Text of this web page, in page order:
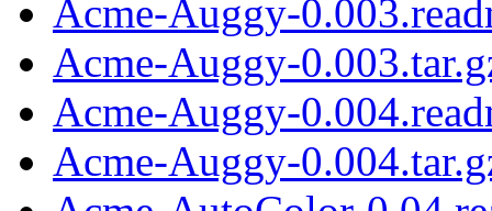
Acme-Auggy-
Acme-Auggy-
Acme-Auggy-
Acme-Auggy-